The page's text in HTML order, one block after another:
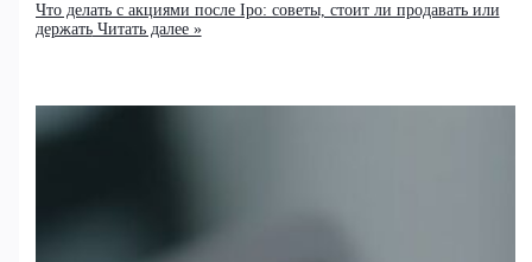
Что делать с акциями после Ipo: советы, стоит ли продавать или
держатьЧитать далее »